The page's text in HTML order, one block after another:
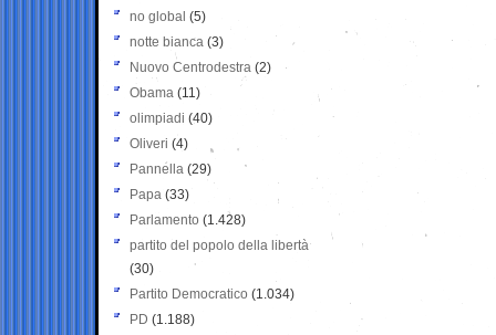
no global (5)
notte bianca (3)
Nuovo Centrodestra (2)
Obama (11)
olimpiadi (40)
Oliveri (4)
Pannella (29)
Papa (33)
Parlamento (1.428)
partito del popolo della libertà
(30)
Partito Democratico (1.034)
PD (1.188)